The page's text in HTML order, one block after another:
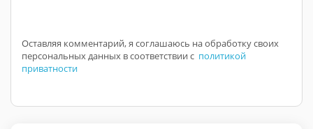
Оставляя комментарий, я соглашаюсь на обработку своих
персональных данных в соответствии с политикой
приватности